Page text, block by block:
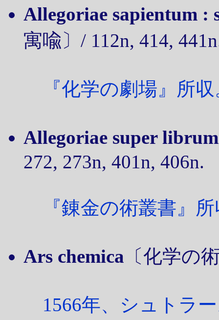
Allegoriae sapientum :
寓喩〕/ 112n, 414,
『化学の劇場』所収
Allegoriae super
272, 273n, 401n, 406n.
『錬金の術叢書』所
Ars chemica 〔化学の
1566年、シュトラ